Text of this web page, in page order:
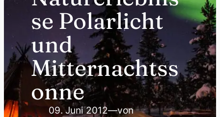
se Polarlicht
und
Mitternachtss
onne
09. Juni 2012—von